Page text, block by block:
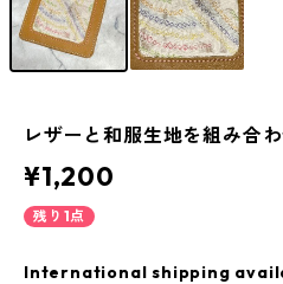
レザーと和服生地を組み合
¥1,200
残り1点
International shipping